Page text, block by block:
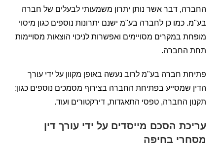
החברה, דבר אשר נותן יתרון משמעותי לבעלים של חברה
בע"מ. כמו כן לחברה בע"מ ישנם יתרונות נוספים כגון מיסוי
מופחת במקרים מסויימים ואפשרות לניכוי הוצאות מסויימות
תחת החברה.
פתיחת חברה בע"מ לרוב נעשה באופן מקוון על ידי עורך
הדין שמסייע בפתיחת החברה בצירוף מסמכים נוספים כגון:
תקנון החברה, טפסי התאגדות, דירקטורים ועוד.
עריכת הסכם מייסדים על ידי עורך דין
מסחרי בחיפה